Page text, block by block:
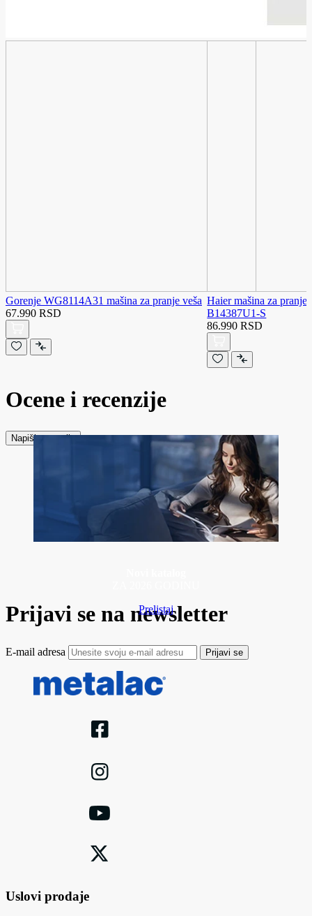
Gorenje WG8114A31 mašina za pranje veša
67.990 RSD
Haier mašina za
B14387U1-S
86.990 RSD
Ocene i recenzije
Napiši recenziju
Prelistaj
Prijavi se na newsletter
E-mail adresa Prijavi se
Uslovi prodaje